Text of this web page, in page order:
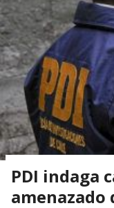
PDI indaga
amenazado